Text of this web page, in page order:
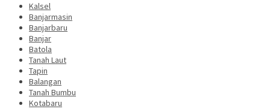
Kalsel
Banjarmasin
Banjarbaru
Banjar
Batola
Tanah Laut
Tapin
Balangan
Tanah Bumbu
Kotabaru